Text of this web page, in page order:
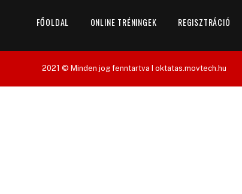
FŐOLDAL ONLINE TRÉNINGEK REGISZTRÁCIÓ
2021 © Minden jog fenntartva I oktatas.movtech.hu